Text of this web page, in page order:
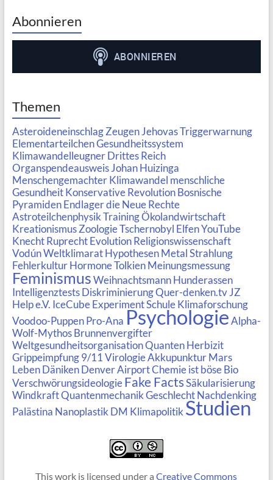
Abonnieren
Themen
Asteroideneinschlag Zeugen JehovasTriggerwarnung
ElementarteilchenGesundheitssystem
Klimawandelleugner Drittes Reich
Organspendeausweis Johan Huizinga
Menschengemachter Klimawandel menschliche
Gesundheit Konservative Revolution Bosnische
Pyramiden Endlagerdie Neue Rechte
AstroteilchenphysikTrainingÖkolandwirtschaft
Kreationismus ZoologieTschernobyl ElfenYouTube
Knecht Ruprecht Evolution Religionswissenschaft
VodúnWeltklimarat Hypothesen MetalStrahlung
Fehlerkultur HormoneTolkien Meinungsmessung
FeminismusWeihnachtsmann Hunderassen
Intelligenztests DiskriminierungQuer-denken.tv JZ
Help e.V. IceCube ExperimentSchule Klimaforschung
Voodoo-Puppen Pro-Ana PsychologieAlpha-
Wolf-Mythos Brunnenvergifter
WeltgesundheitsorganisationQuanten Herbizit
Grippeimpfung 9/11VirologieAkkupunktur Mars
Leben Däniken Denver AirportChemie ist böse Bio
Verschwörungsideologie Fake FactsSäkularisierung
WindkraftQuantenmechanikGeschlecht Nachdenking
Palästina Nanoplastik DM Klimapolitik Studien
This work is licensed under aCreative Commons